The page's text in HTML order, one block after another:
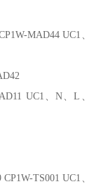
MAD44 UC1、
UC1、N、L、
TS001 UC1、